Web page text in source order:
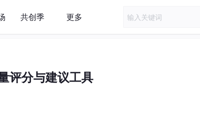
共创季 更多
评分与建议工具